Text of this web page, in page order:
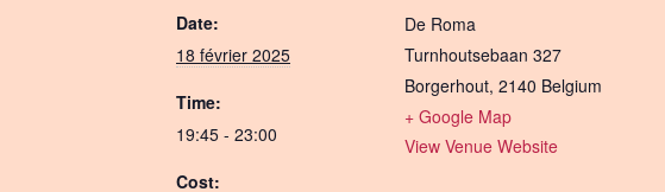
Date:
18 février 2025
Time:
19:45 - 23:00
Cost:
De Roma
Turnhoutsebaan 327
Borgerhout, 2140 Belgium
+ Google Map
View Venue Website